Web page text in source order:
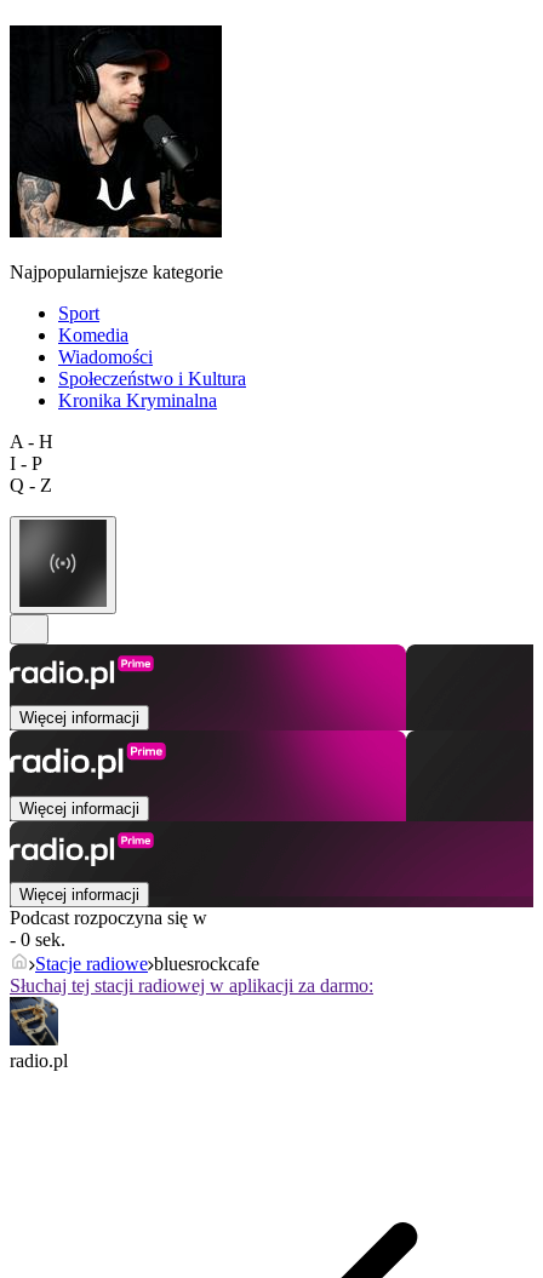
Najpopularniejsze kategorie
Sport
Komedia
Wiadomości
Społeczeństwo i Kultura
Kronika Kryminalna
A - H
I - P
Q - Z
Więcej informacji
Więcej informacji
Więcej informacji
Podcast rozpoczyna się w
- 0 sek.
Stacje radiowe bluesrockcafe
Słuchaj tej stacji radiowej w aplikacji za darmo:
radio.pl